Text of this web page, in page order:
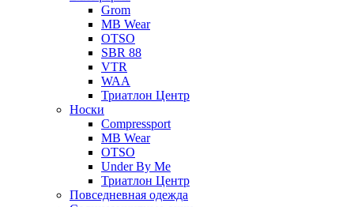
Grom
MB Wear
OTSO
SBR 88
VTR
WAA
Триатлон Центр
Носки
Compressport
MB Wear
OTSO
Under By Me
Триатлон Центр
Повседневная одежда